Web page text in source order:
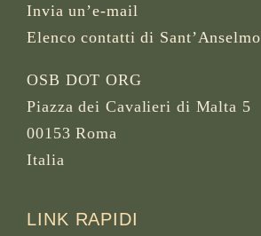
Invia un’e-mail
Elenco contatti di Sant’Anselmo
OSB DOT ORG
Piazza dei Cavalieri di Malta 5
00153 Roma
Italia
LINK RAPIDI